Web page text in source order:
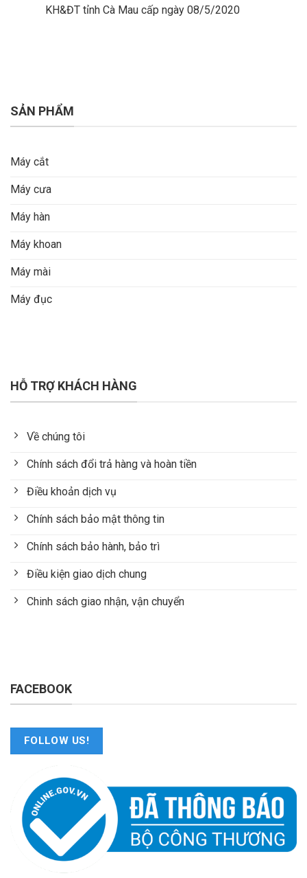
KH&ĐT tỉnh Cà Mau cấp ngày 08/5/2020
SẢN PHẨM
Máy cắt
Máy cưa
Máy hàn
Máy khoan
Máy mài
Máy đục
HỖ TRỢ KHÁCH HÀNG
Về chúng tôi
Chính sách đổi trả hàng và hoàn tiền
Điều khoản dịch vụ
Chính sách bảo mật thông tin
Chính sách bảo hành, bảo trì
Điều kiện giao dịch chung
Chinh sách giao nhận, vận chuyển
FACEBOOK
FOLLOW US!